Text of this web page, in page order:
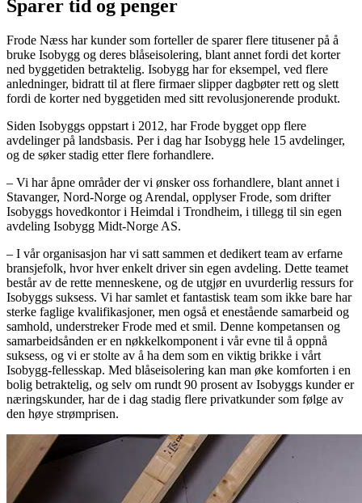
Sparer tid og penger
Frode Næss har kunder som forteller de sparer flere titusener på å
bruke Isobygg og deres blåseisolering, blant annet fordi det korter
ned byggetiden betraktelig. Isobygg har for eksempel, ved flere
anledninger, bidratt til at flere firmaer slipper dagbøter rett og slett
fordi de korter ned byggetiden med sitt revolusjonerende produkt.
Siden Isobyggs oppstart i 2012, har Frode bygget opp flere
avdelinger på landsbasis. Per i dag har Isobygg hele 15 avdelinger,
og de søker stadig etter flere forhandlere.
– Vi har åpne områder der vi ønsker oss forhandlere, blant annet i
Stavanger, Nord-Norge og Arendal, opplyser Frode, som drifter
Isobyggs hovedkontor i Heimdal i Trondheim, i tillegg til sin egen
avdeling Isobygg Midt-Norge AS.
– I vår organisasjon har vi satt sammen et dedikert team av erfarne
bransjefolk, hvor hver enkelt driver sin egen avdeling. Dette teamet
består av de rette menneskene, og de utgjør en uvurderlig ressurs for
Isobyggs suksess. Vi har samlet et fantastisk team som ikke bare har
sterke faglige kvalifikasjoner, men også et enestående samarbeid og
samhold, understreker Frode med et smil. Denne kompetansen og
samarbeidsånden er en nøkkelkomponent i vår evne til å oppnå
suksess, og vi er stolte av å ha dem som en viktig brikke i vårt
Isobygg-fellesskap. Med blåseisolering kan man øke komforten i en
bolig betraktelig, og selv om rundt 90 prosent av Isobyggs kunder er
næringskunder, har de i dag stadig flere privatkunder som følge av
den høye strømprisen.